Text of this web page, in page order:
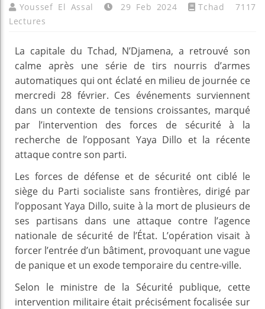
Youssef El Assal 29 Feb 2024 Tchad
7117
Lectures
La capitale du Tchad, N’Djamena, a retrouvé son
calme après une série de tirs nourris d’armes
automatiques qui ont éclaté en milieu de journée ce
mercredi 28 février. Ces événements surviennent
dans un contexte de tensions croissantes, marqué
par l’intervention des forces de sécurité à la
recherche de l’opposant Yaya Dillo et la récente
attaque contre son parti.
Les forces de défense et de sécurité ont ciblé le
siège du Parti socialiste sans frontières, dirigé par
l’opposant Yaya Dillo, suite à la mort de plusieurs de
ses partisans dans une attaque contre l’agence
nationale de sécurité de l’État. L’opération visait à
forcer l’entrée d’un bâtiment, provoquant une vague
de panique et un exode temporaire du centre-ville.
Selon le ministre de la Sécurité publique, cette
intervention militaire était précisément focalisée sur